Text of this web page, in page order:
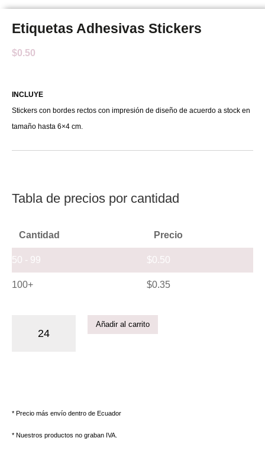
Etiquetas Adhesivas Stickers
$0.50
INCLUYE
Stickers con bordes rectos con impresión de diseño de acuerdo a stock en
tamaño hasta 6×4 cm.
Tabla de precios por cantidad
Cantidad Precio
50 - 99 $0.50
100+ $0.35
Añadir al carrito
* Precio más envío dentro de Ecuador
* Nuestros productos no graban IVA.